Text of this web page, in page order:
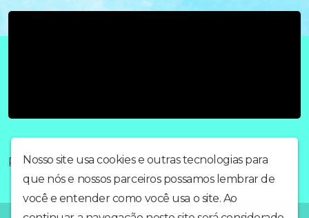
Praça oito de maio de 1965
Nosso site usa cookies e outras tecnologias para
que nós e nossos parceiros possamos lembrar de
você e entender como você usa o site. Ao